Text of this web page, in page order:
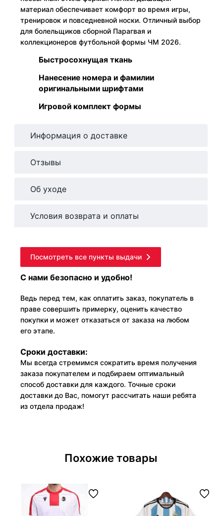
материал обеспечивает комфорт во время игры,
тренировок и повседневной носки. Отличный выбор
для болельщиков сборной Парагвая и
коллекционеров футбольной формы ЧМ 2026.
Быстросохнущая ткань
Нанесение номера и фамилии
оригинальными шрифтами
Игровой комплект формы
Информация о доставке
Отзывы
Об уходе
Условия возврата и оплаты
Посмотреть все пункты выдачи
С нами безопасно и удобно!
Ведь перед тем, как оплатить заказ, покупатель в
праве совершить примерку, оценить качество
покупки и может отказаться от заказа на любом
его этапе.
Сроки доставки:
Мы всегда стремимся сократить время получения
заказа покупателем и подбираем оптимальный
способ доставки для каждого. Точные сроки
доставки до Вас, помогут рассчитать наши ребята
из отдела продаж!
Похожие товары